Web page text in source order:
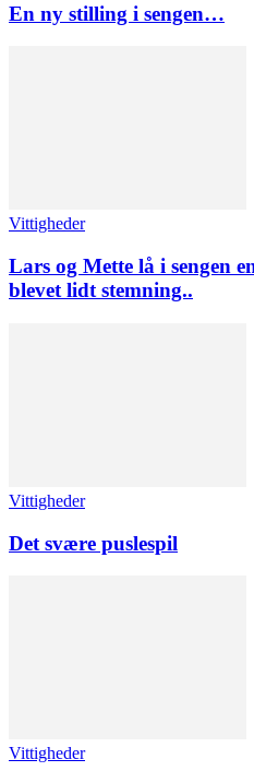
En ny stilling i sengen…
Vittigheder
Lars og Mette lå i sengen
blevet lidt stemning..
Vittigheder
Det svære puslespil
Vittigheder